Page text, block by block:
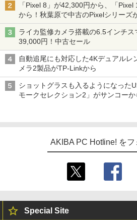
「Pixel 8」が42,300円から、「
から！秋葉原で中古のPixelシリーズ
ライカ監修カメラ搭載の6.5インチ
39,000円！中古セール
自動追尾にも対応した4Kデュアルレ
メラ2製品がTP-Linkから
ショットグラスも入るようになった
モークセレクション2」がサンコーか
AKIBA PC Hotline! をフ
Special Site